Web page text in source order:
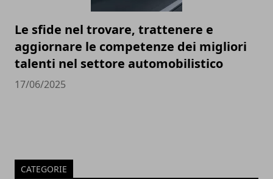
Le sfide nel trovare, trattenere e
aggiornare le competenze dei migliori
talenti nel settore automobilistico
17/06/2025
CATEGORIE